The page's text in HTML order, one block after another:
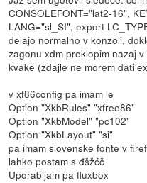
CONSOLEFONT="lat2-16",
LANG="sl_SI", export
delajo normalno v konzoli,
zagonu xdm preklopim nazaj
kvake (zdajle ne morem dati
v xf86config pa imam le
Option "XkbRules" "xfree86"
Option "XkbModel" "pc102"
Option "XkbLayout" "si"
pa imam slovenske fonte v
lahko postam s đšžćč
Uporabljam pa fluxbox